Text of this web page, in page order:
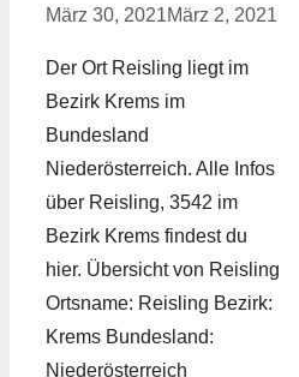
März 30, 2021März 2, 2021
Der Ort Reisling liegt im
Bezirk Krems im
Bundesland
Niederösterreich. Alle Infos
über Reisling, 3542 im
Bezirk Krems findest du
hier. Übersicht von Reisling
Ortsname: Reisling Bezirk:
Krems Bundesland:
Niederösterreich